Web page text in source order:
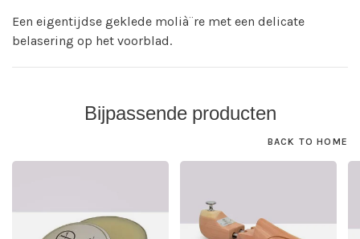
Een eigentijdse geklede molià¨re met een delicate
belasering op het voorblad.
Bijpassende producten
BACK TO HOME